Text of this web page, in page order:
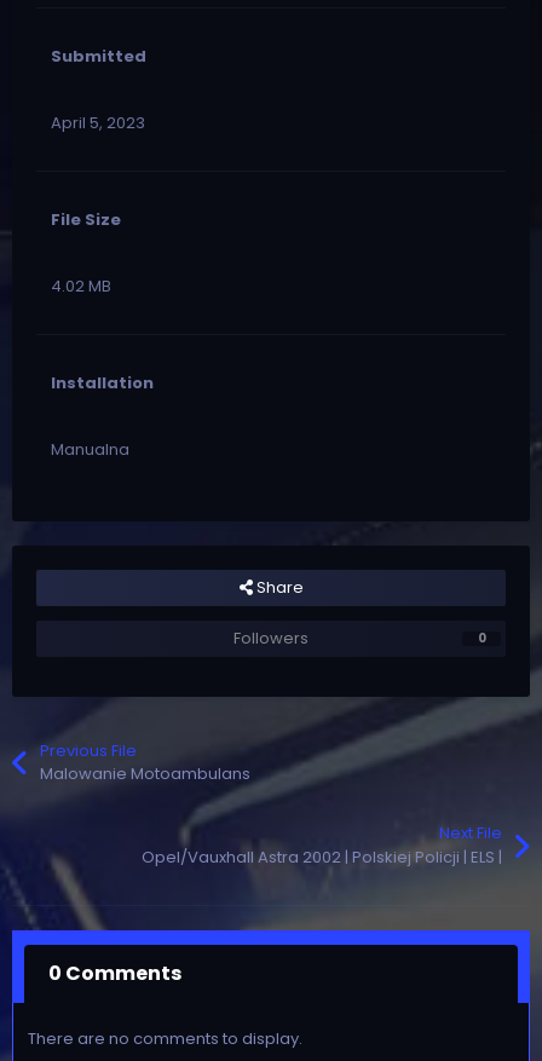
Submitted
April 5, 2023
File Size
4.02 MB
Installation
Manualna
Share
Followers 0
Previous File
Malowanie Motoambulans
Next File
Opel/Vauxhall Astra 2002 | Polskiej Policji | ELS |
0 Comments
There are no comments to display.